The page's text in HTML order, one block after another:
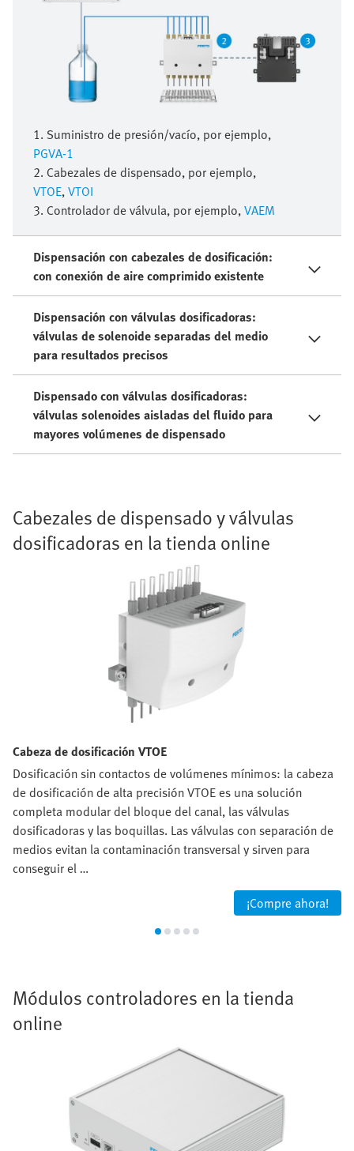
1. Suministro de presión/vacío, por ejemplo,
PGVA-1
2. Cabezales de dispensado, por ejemplo,
VTOE,VTOI
3. Controlador de válvula, por ejemplo,VAEM
Dispensación con cabezales de dosificación:
con conexión de aire comprimido existente
Dispensación con válvulas dosificadoras:
válvulas de solenoide separadas del medio
para resultados precisos
Dispensado con válvulas dosificadoras:
válvulas solenoides aisladas del fluido para
mayores volúmenes de dispensado
Cabezales de dispensado y válvulas
dosificadoras en la tienda online
Cabeza de dosificación VTOE
Dosificación sin contactos de volúmenes mínimos: la cabeza
de dosificación de alta precisión VTOE es una solución
completa modular del bloque del canal, las válvulas
dosificadoras y las boquillas. Las válvulas con separación de
medios evitan la contaminación transversal y sirven para
conseguir el …
¡Compre ahora!
Módulos controladores en la tienda
online